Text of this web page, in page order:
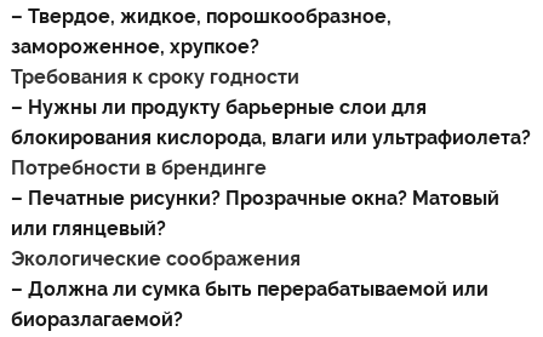
– Твердое, жидкое, порошкообразное,
замороженное, хрупкое?
Требования к сроку годности
– Нужны ли продукту барьерные слои для
блокирования кислорода, влаги или ультрафиолета?
Потребности в брендинге
– Печатные рисунки? Прозрачные окна? Матовый
или глянцевый?
Экологические соображения
– Должна ли сумка быть перерабатываемой или
биоразлагаемой?